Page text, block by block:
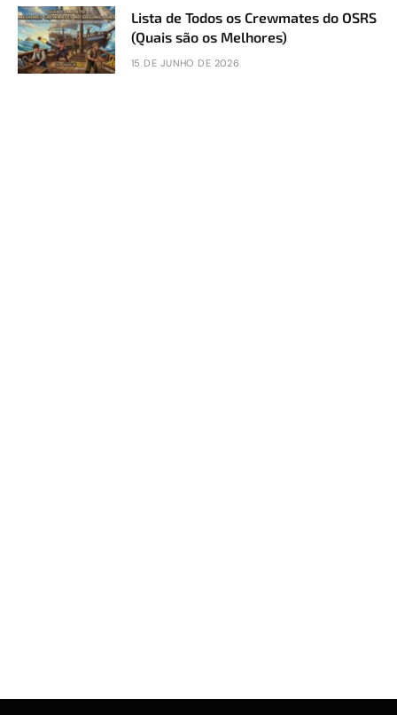
Lista de Todos os Crewmates do OSRS
(Quais são os Melhores)
15 DE JUNHO DE 2026